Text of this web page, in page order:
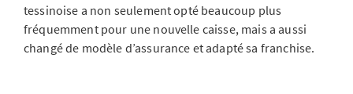
tessinoise a non seulement opté beaucoup plus
fréquemment pour une nouvelle caisse, mais a aussi
changé de modèle d’assurance et adapté sa franchise.